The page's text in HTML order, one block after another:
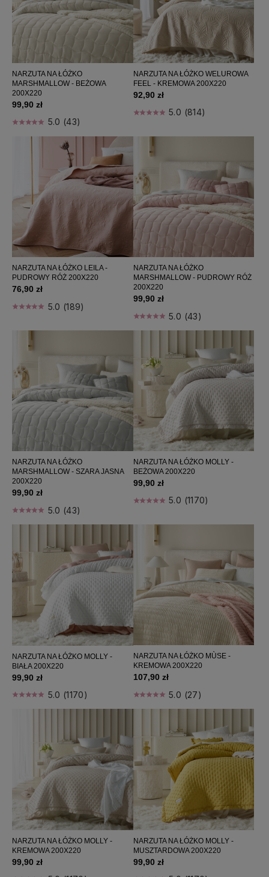
NARZUTA NA ŁÓŻKO
MARSHMALLOW - BEŻOWA
200X220
99,90 zł
5.0 (43)
NARZUTA NA ŁÓŻKO WELUROWA
FEEL - KREMOWA 200X220
92,90 zł
5.0 (814)
NARZUTA NA ŁÓŻKO LEILA -
PUDROWY RÓŻ 200X220
76,90 zł
5.0 (189)
NARZUTA NA ŁÓŻKO
MARSHMALLOW - PUDROWY RÓŻ
200X220
99,90 zł
5.0 (43)
NARZUTA NA ŁÓŻKO
MARSHMALLOW - SZARA JASNA
200X220
99,90 zł
5.0 (43)
NARZUTA NA ŁÓŻKO MOLLY -
BEŻOWA 200X220
99,90 zł
5.0 (1170)
NARZUTA NA ŁÓŻKO MOLLY -
BIAŁA 200X220
99,90 zł
5.0 (1170)
NARZUTA NA ŁÓŻKO MÙSE -
KREMOWA 200X220
107,90 zł
5.0 (27)
NARZUTA NA ŁÓŻKO MOLLY -
KREMOWA 200X220
99,90 zł
NARZUTA NA ŁÓŻKO MOLLY -
MUSZTARDOWA 200X220
99,90 zł